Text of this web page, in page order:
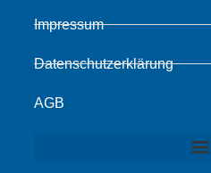
Impressum
Datenschutzerklärung
AGB